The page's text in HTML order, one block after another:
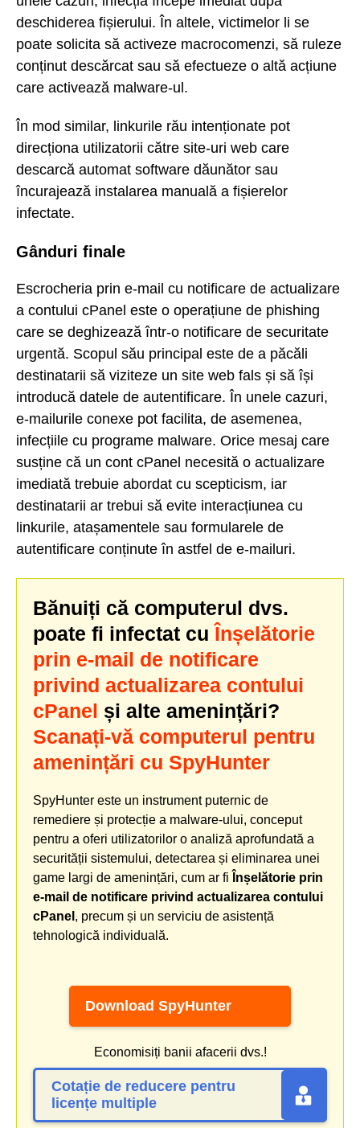
deschiderea fișierului. În altele, victimelor li se
poate solicita să activeze macrocomenzi, să ruleze
conținut descărcat sau să efectueze o altă acțiune
care activează malware-ul.
În mod similar, linkurile rău intenționate pot
direcționa utilizatorii către site-uri web care
descarcă automat software dăunător sau
încurajează instalarea manuală a fișierelor
infectate.
Gânduri finale
Escrocheria prin e-mail cu notificare de actualizare
a contului cPanel este o operațiune de phishing
care se deghizează într-o notificare de securitate
urgentă. Scopul său principal este de a păcăli
destinatarii să viziteze un site web fals și să își
introducă datele de autentificare. În unele cazuri,
e-mailurile conexe pot facilita, de asemenea,
infecțiile cu programe malware. Orice mesaj care
susține că un cont cPanel necesită o actualizare
imediată trebuie abordat cu scepticism, iar
destinatarii ar trebui să evite interacțiunea cu
linkurile, atașamentele sau formularele de
autentificare conținute în astfel de e-mailuri.
Bănuiți că computerul dvs.
poate fi infectat cu Înșelătorie
prin e-mail de notificare
privind actualizarea contului
cPanel și alte amenințări?
Scanați-vă computerul pentru
amenințări cu SpyHunter
SpyHunter este un instrument puternic de
remediere și protecție a malware-ului, conceput
pentru a oferi utilizatorilor o analiză aprofundată a
securității sistemului, detectarea și eliminarea unei
game largi de amenințări, cum ar fi Înșelătorie prin
e-mail de notificare privind actualizarea contului
cPanel , precum și un serviciu de asistență
tehnologică individuală.
Download SpyHunter
Economisiți banii afacerii dvs.!
Cotație de reducere pentru
licențe multiple